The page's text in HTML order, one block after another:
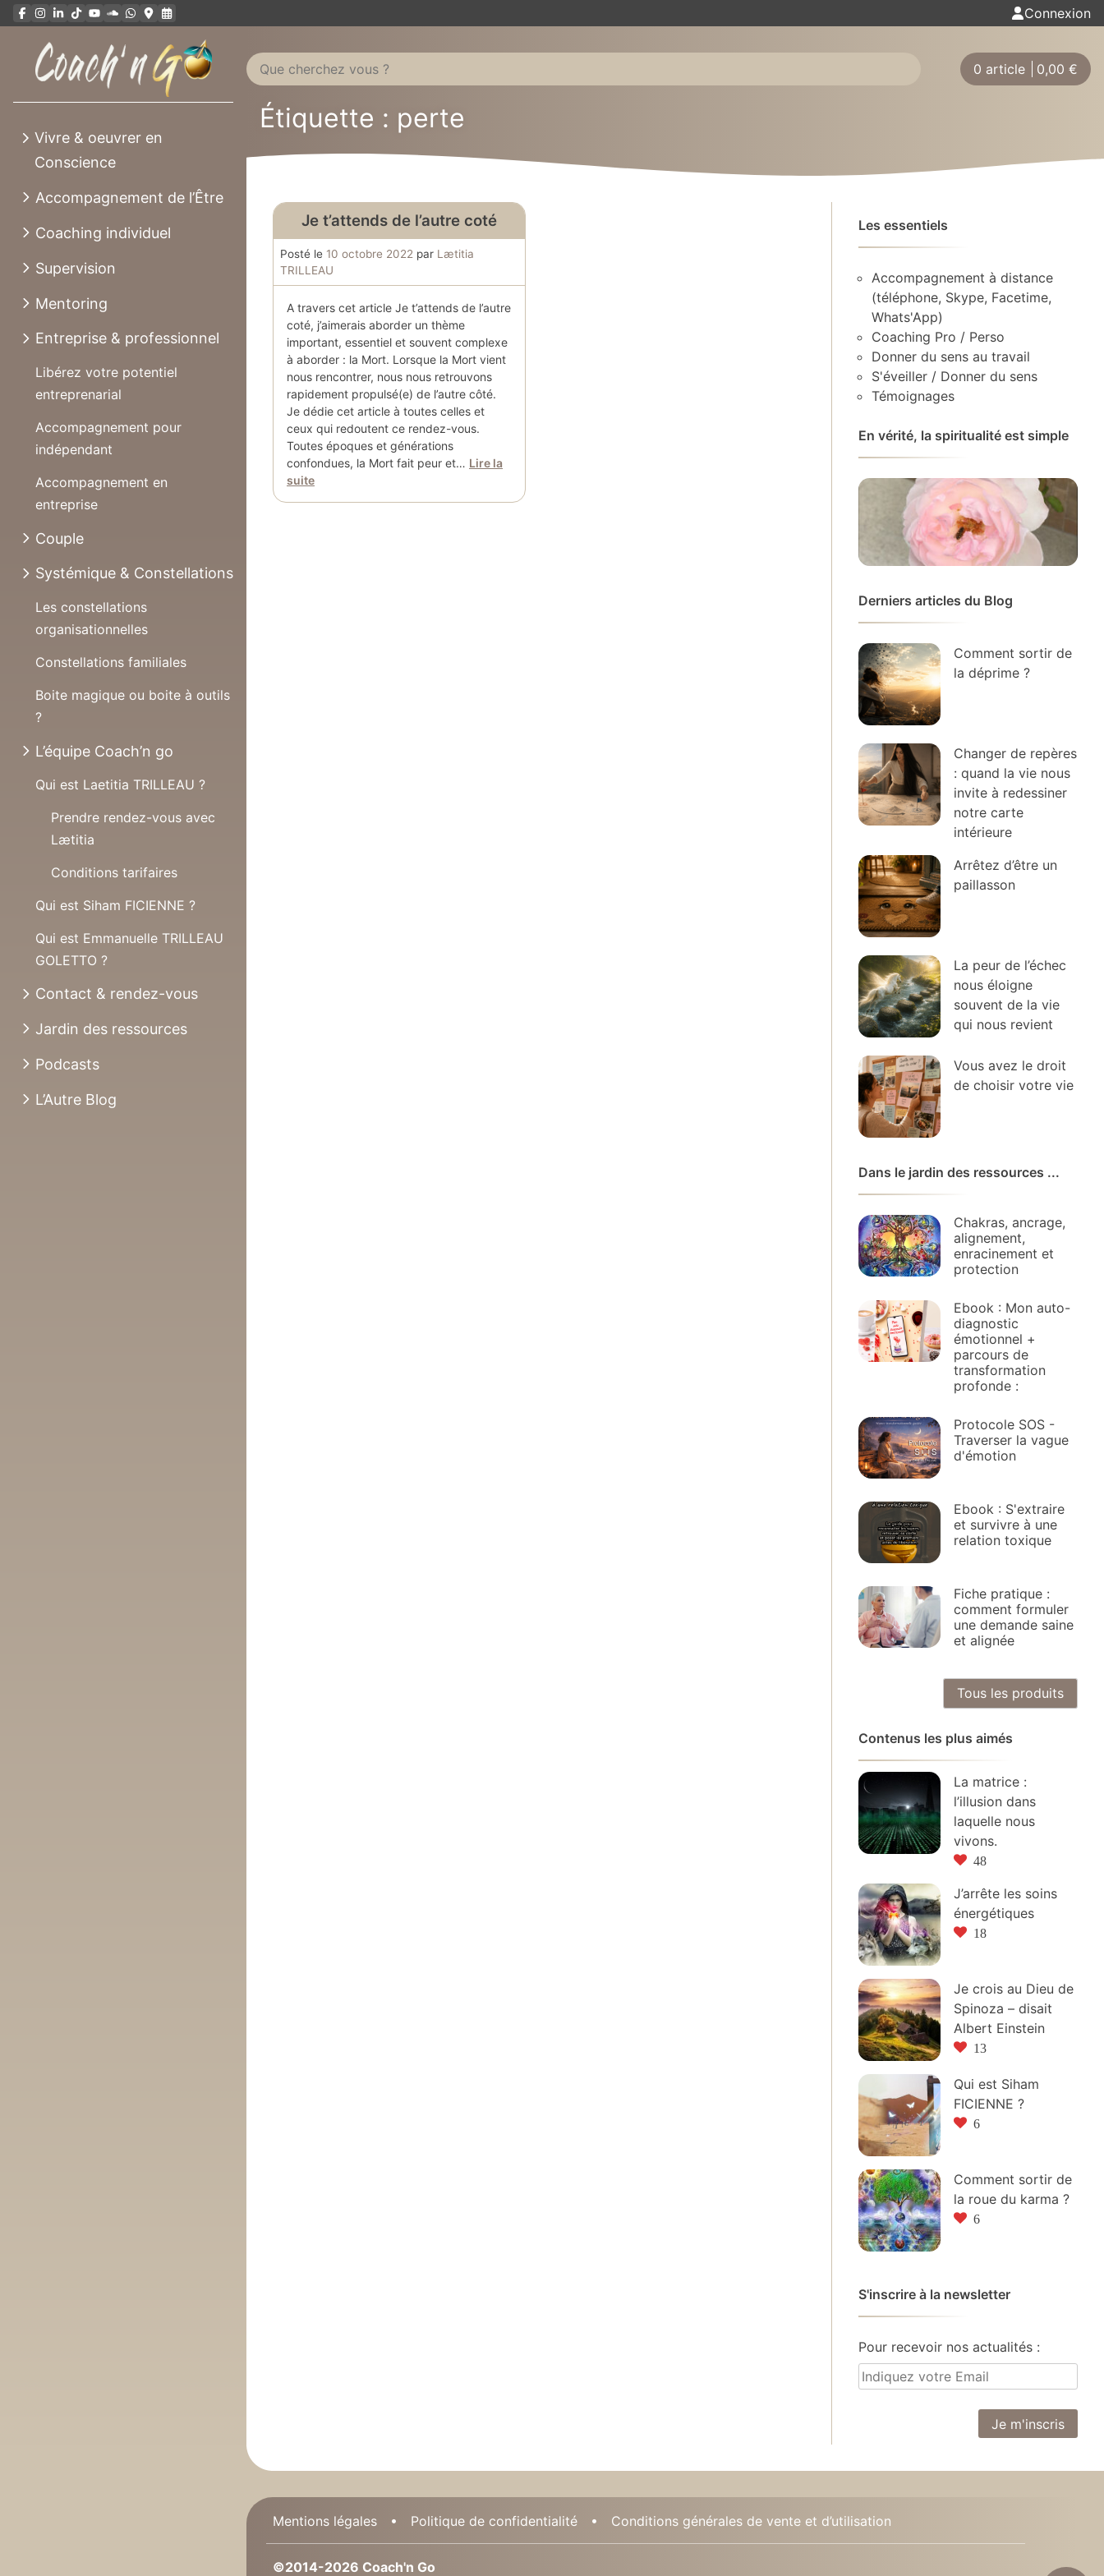
Connexion
contenu
Vivre & oeuvrer en
Conscience
Accompagnement de l’Être
Coaching individuel
Supervision
Mentoring
Entreprise & professionnel
Libérez votre potentiel
entreprenarial
Accompagnement pour
indépendant
Accompagnement en
entreprise
Couple
Systémique & Constellations
Les constellations
organisationnelles
Constellations familiales
Boite magique ou boite à outils
?
L’équipe Coach’n go
Qui est Laetitia TRILLEAU ?
Prendre rendez-vous avec
Lætitia
Conditions tarifaires
Qui est Siham FICIENNE ?
Qui est Emmanuelle TRILLEAU
GOLETTO ?
Contact & rendez-vous
Jardin des ressources
Podcasts
L’Autre Blog
0 article 0,00 €
Étiquette : perte
Je t’attends de l’autre coté
Posté le 10 octobre 2022 par Lætitia
TRILLEAU
A travers cet article Je t’attends de l’autre
coté, j’aimerais aborder un thème
important, essentiel et souvent complexe
à aborder : la Mort. Lorsque la Mort vient
nous rencontrer, nous nous retrouvons
rapidement propulsé(e) de l’autre côté.
Je dédie cet article à toutes celles et
ceux qui redoutent ce rendez-vous.
Toutes époques et générations
confondues, la Mort fait peur et… Lire la
suite
Les essentiels
Accompagnement à distance
(téléphone, Skype, Facetime,
Whats'App)
Coaching Pro / Perso
Donner du sens au travail
S'éveiller / Donner du sens
Témoignages
En vérité, la spiritualité est simple
Derniers articles du Blog
Comment sortir de
la déprime ?
Changer de repères
: quand la vie nous
invite à redessiner
notre carte
intérieure
Arrêtez d’être un
paillasson
La peur de l’échec
nous éloigne
souvent de la vie
qui nous revient
Vous avez le droit
de choisir votre vie
Dans le jardin des ressources ...
Chakras, ancrage,
alignement,
enracinement et
protection
Ebook : Mon auto-
diagnostic
émotionnel +
parcours de
transformation
profonde :
Protocole SOS -
Traverser la vague
d'émotion
Ebook : S'extraire
et survivre à une
relation toxique
Fiche pratique :
comment formuler
une demande saine
et alignée
Tous les produits
Contenus les plus aimés
La matrice :
l’illusion dans
laquelle nous
vivons.
48
J’arrête les soins
énergétiques
18
Je crois au Dieu de
Spinoza – disait
Albert Einstein
13
Qui est Siham
FICIENNE ?
6
Comment sortir de
la roue du karma ?
6
S'inscrire à la newsletter
Pour recevoir nos actualités :
Mentions légales Politique de confidentialité Conditions générales de vente et d’utilisation
©2014-2026 Coach'n Go